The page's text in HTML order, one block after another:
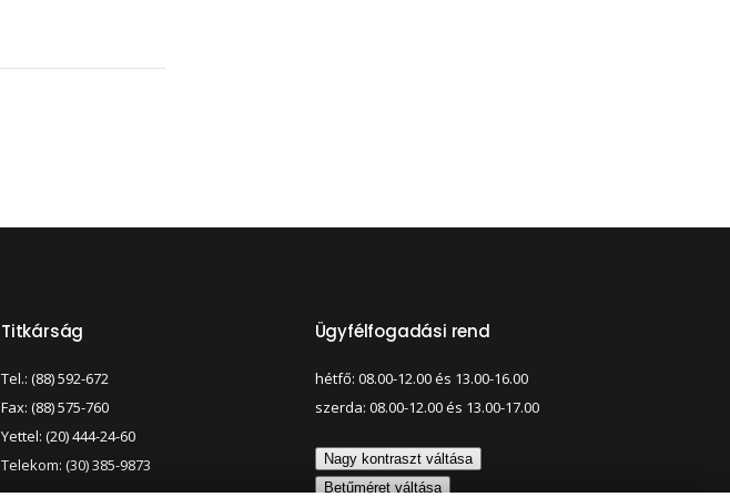
Titkárság
Tel.: (88) 592-672
Fax: (88) 575-760
Yettel: (20) 444-24-60
Telekom: (30) 385-9873
Ügyfélfogadási rend
hétfő: 08.00-12.00 és 13.00-16.00
szerda: 08.00-12.00 és 13.00-17.00
Nagy kontraszt váltása
Betűméret váltása